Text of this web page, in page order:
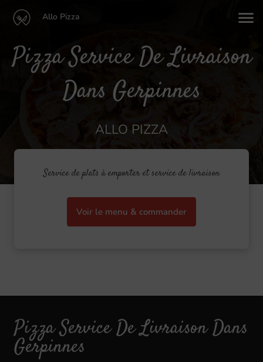
Allo Pizza
Pizza Service De Livraison
Dans Gerpinnes
ALLO PIZZA
Service de plats à emporter et service de livraison
Voir le menu & commander
Pizza Service De Livraison Dans
Gerpinnes